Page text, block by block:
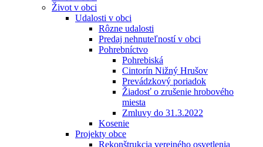
Život v obci
Udalosti v obci
Rôzne udalosti
Predaj nehnuteľností v obci
Pohrebníctvo
Pohrebiská
Cintorín Nižný Hrušov
Prevádzkový poriadok
Žiadosť o zrušenie hrobového
miesta
Zmluvy do 31.3.2022
Kosenie
Projekty obce
Rekonštrukcia verejného osvetlenia